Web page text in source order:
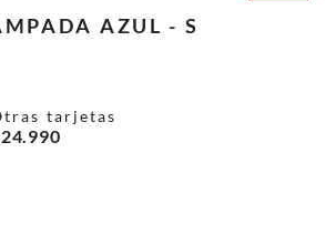
AZUL - S
tarjetas
24.990